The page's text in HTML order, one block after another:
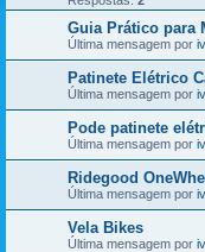
Guia Prático para
Última mensagem por
Patinete Elétrico
Última mensagem por
Pode patinete
Última mensagem por
Ridegood OneWhell
Última mensagem por
Vela Bikes
Última mensagem por